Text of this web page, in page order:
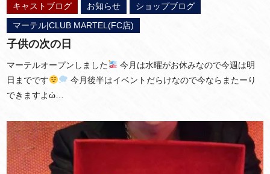
キャストブログ
お知らせ
ショップブログ
マーテル|CLUB MARTEL(FC店)
子供の次の日
マーテルオープンしました
今月は水曜がお休みなので今週は明
日までです
今月後半はイベントだらけなので今ならまたーり
できますよὠ…